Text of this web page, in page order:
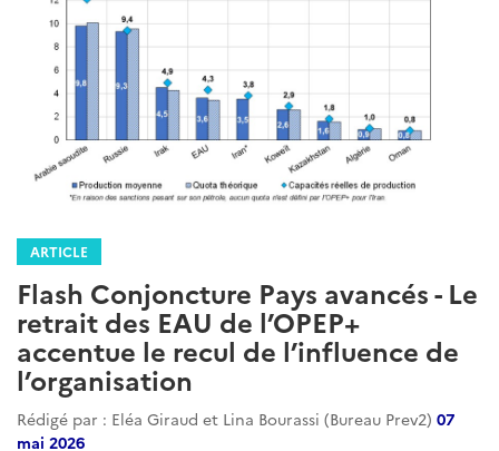
ARTICLE
Flash Conjoncture Pays avancés - Le
retrait des EAU de l’OPEP+
accentue le recul de l’influence de
l’organisation
Rédigé par : Eléa Giraud et Lina Bourassi (Bureau Prev2) 07
mai 2026